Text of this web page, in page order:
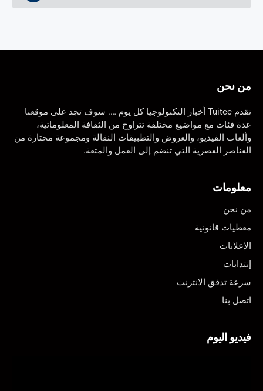
من نحن
تقدم Tuitec أخبار التكنولوجيا كل يوم …. سوف تجد على موقعنا
عدة فئات مع مواضيع مختلفة تتراوح من الثقافة المعلوماتية،
وألعاب الفيديو، والعروض والتطبيقات النقالة ومجموعة مختارة من
العناصر العصرية التي تنضم إلى العمل والمتعة.
معلومات
من نحن
معطيات قانونية
الإعلانات
إنتدابات
سرعة تدفق الانترنت
اتصل بنا
فيديو اليوم